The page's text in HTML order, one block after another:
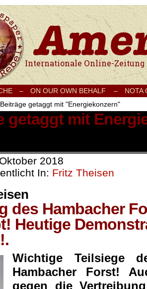
Internationale Onlinezeitung für Frieden,
– ON OUR OWN BEHALF –
NOTA
Beiträge getaggt mit "Energiekonzern"
getaggt mit
2018
In: Fritz Theisen
des Hambacher
Heutige
.
Wichtige Teilsiege
Hambacher Forst!
gegen die